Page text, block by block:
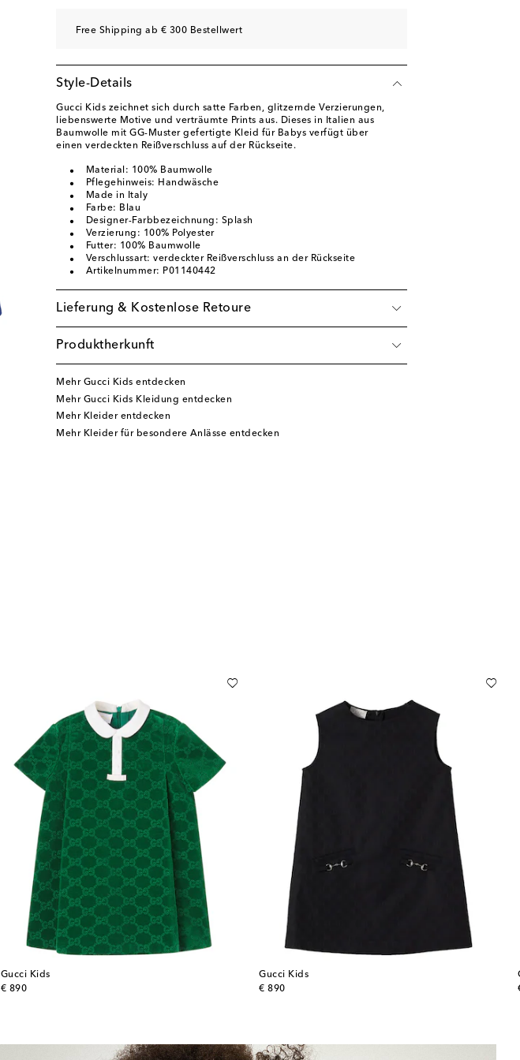
Free Shipping ab € 300 Bestellwert
Style-Details
Gucci Kids zeichnet sich durch satte Farben, glitzernde Verzierungen,
liebenswerte Motive und verträumte Prints aus. Dieses in Italien aus
Baumwolle mit GG-Muster gefertigte Kleid für Babys verfügt über
einen verdeckten Reißverschluss auf der Rückseite.
Material: 100% Baumwolle
Pflegehinweis: Handwäsche
Made in Italy
Farbe: Blau
Designer-Farbbezeichnung: Splash
Verzierung: 100% Polyester
Futter: 100% Baumwolle
Verschlussart: verdeckter Reißverschluss an der Rückseite
Artikelnummer: P01140442
Lieferung & Kostenlose Retoure
Produktherkunft
Mehr Gucci Kids entdecken
Mehr Gucci Kids Kleidung entdecken
Mehr Kleider entdecken
Mehr Kleider für besondere Anlässe entdecken
Gucci Kids
€ 890
original price
Gucci Kids
€ 890
original price